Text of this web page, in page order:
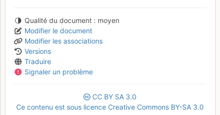
Qualité du document
moyen
Modifier le document
Modifier les associations
Versions
Traduire
Signaler un problème
CC BY SA 3.0
Ce contenu est sous licence Creative Commons BY-SA 3.0